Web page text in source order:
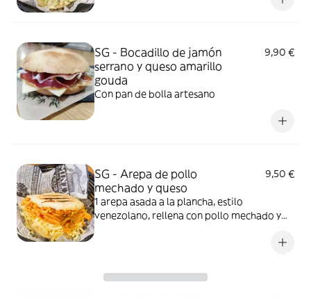
SG - Bocadillo de jamón
serrano y queso amarillo
gouda
9,90 €
Con pan de bolla artesano
SG - Arepa de pollo
mechado y queso
9,50 €
1 arepa asada a la plancha, estilo
venezolano, rellena con pollo mechado y